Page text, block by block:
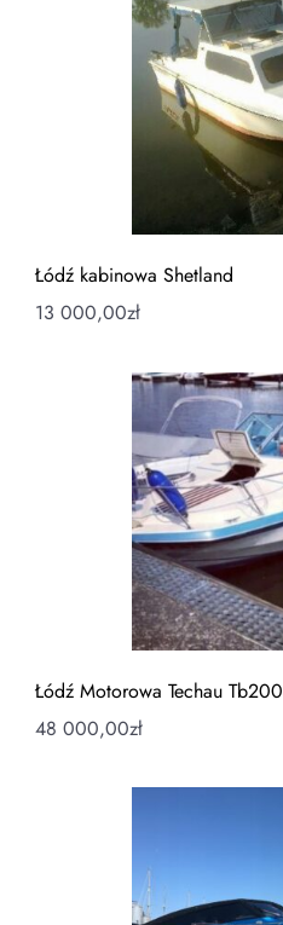
Łódź kabinowa Shetland
13 000,00zł
Łódź Motorowa Techau
48 000,00zł